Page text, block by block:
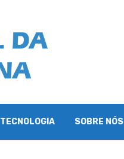
TECNOLOGIA SOBRE NÓS